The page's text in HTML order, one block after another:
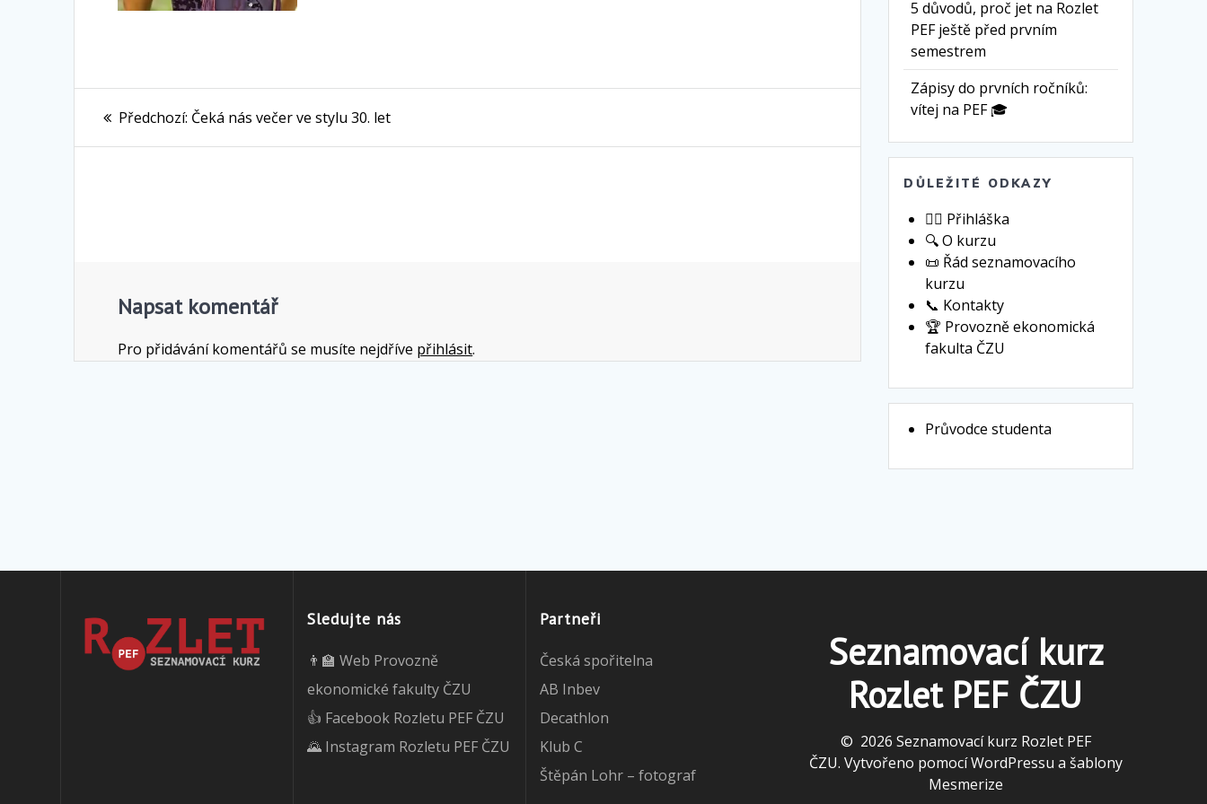
Navigace
pro
Předchozí: Předchozí
Čeká nás večer ve stylu 30. let
Napsat komentář
Pro přidávání komentářů se musíte nejdříve přihlásit.
5 důvodů, proč jet na Rozlet
PEF ještě před prvním
semestrem
Zápisy do prvních ročníků:
vítej na PEF 🎓
DŮLEŽITÉ ODKAZY
🙋‍♀️ Přihláška
🔍 O kurzu
📜 Řád seznamovacího
kurzu
📞 Kontakty
🏆 Provozně ekonomická
fakulta ČZU
Průvodce studenta
Sledujte nás
👨‍🏫 Web Provozně
ekonomické fakulty ČZU
👍 Facebook Rozletu PEF ČZU
🌄 Instagram Rozletu PEF ČZU
Partneři
Česká spořitelna
AB Inbev
Decathlon
Klub C
Štěpán Lohr – fotograf
Seznamovací kurz
Rozlet PEF ČZU
© 2026 Seznamovací kurz Rozlet PEF
ČZU. Vytvořeno pomocí WordPressu a šablony
Mesmerize